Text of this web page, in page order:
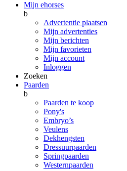
Mijn ehorses
b
Advertentie plaatsen
Mijn advertenties
Mijn berichten
Mijn favorieten
Mijn account
Inloggen
Zoeken
Paarden
b
Paarden te koop
Pony's
Embryo’s
Veulens
Dekhengsten
Dressuurpaarden
Springpaarden
Westernpaarden